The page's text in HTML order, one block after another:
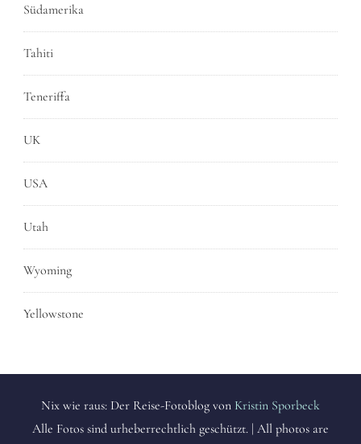
Südamerika
Tahiti
Teneriffa
UK
USA
Utah
Wyoming
Yellowstone
Nix wie raus: Der Reise-Fotoblog von Kristin Sporbeck
Alle Fotos sind urheberrechtlich geschützt. | All photos are